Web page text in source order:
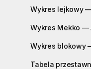
Wykres lejkowy
Wykres Mekko —
Wykres blokowy
Tabela